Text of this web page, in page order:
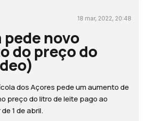
18 mar, 2022, 20:48
pede novo
do preço do
dos Açores pede um aumento de
preço do litro de leite pago ao
1 de abril.